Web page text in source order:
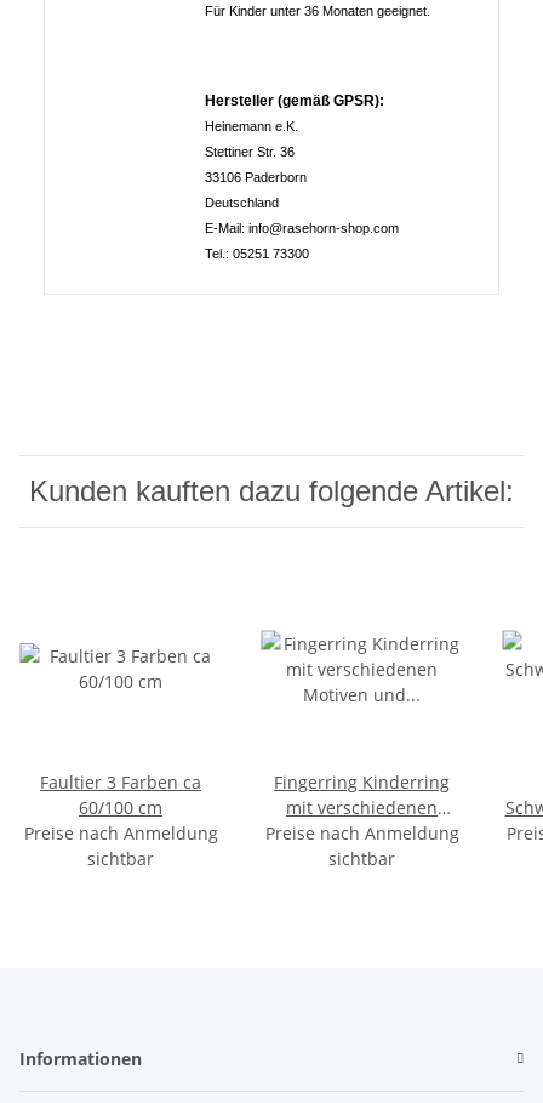
Für Kinder unter 36 Monaten geeignet.
Hersteller (gemäß GPSR):
Heinemann e.K.
Stettiner Str. 36
33106 Paderborn
Deutschland
E-Mail: info@rasehorn-shop.com
Tel.: 05251 73300
Kunden kauften dazu folgende Artikel:
Faultier 3 Farben ca
60/100 cm
Preise nach Anmeldung
sichtbar
Fingerring Kinderring
mit verschiedenen
Motiven und Größen
Preise nach Anmeldung
sichtbar
Informationen